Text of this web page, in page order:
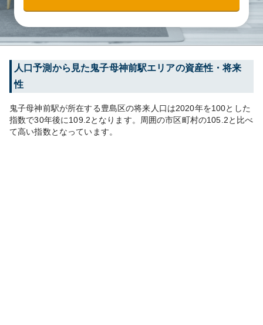
人口予測から見た鬼子母神前駅エリアの資産性・将来
性
鬼子母神前駅が所在する豊島区の将来人口は2020年を100とした
指数で30年後に109.2となります。 周囲の市区町村の105.2と比べ
て高い指数となっています。